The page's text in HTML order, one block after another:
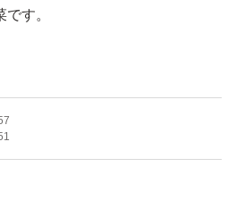
す。
るので、長期保存不可です。
めに保存するか干して乾燥させて